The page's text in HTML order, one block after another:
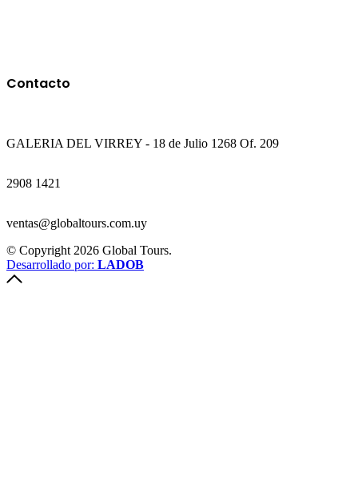
Contacto
GALERIA DEL VIRREY - 18 de Julio 1268 Of. 209
2908 1421
ventas@globaltours.com.uy
© Copyright 2026 Global Tours.
Desarrollado por: LADOB